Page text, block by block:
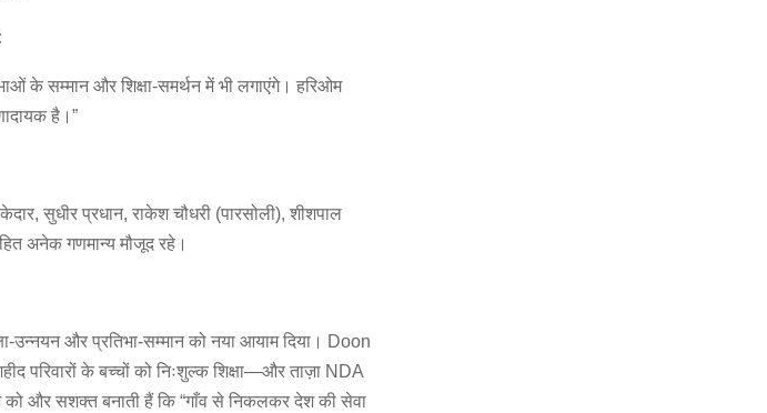
के सम्मान और शिक्षा-समर्थन में भी लगाएंगे। हरिओम
है।”
सुधीर प्रधान, राकेश चौधरी (पारसोली), शीशपाल
अनेक गणमान्य मौजूद रहे।
उन्नयन और प्रतिभा-सम्मान को नया आयाम दिया। Doon
परिवारों के बच्चों को निःशुल्क शिक्षा—और ताज़ा NDA
और सशक्त बनाती हैं कि “गाँव से निकलकर देश की सेवा